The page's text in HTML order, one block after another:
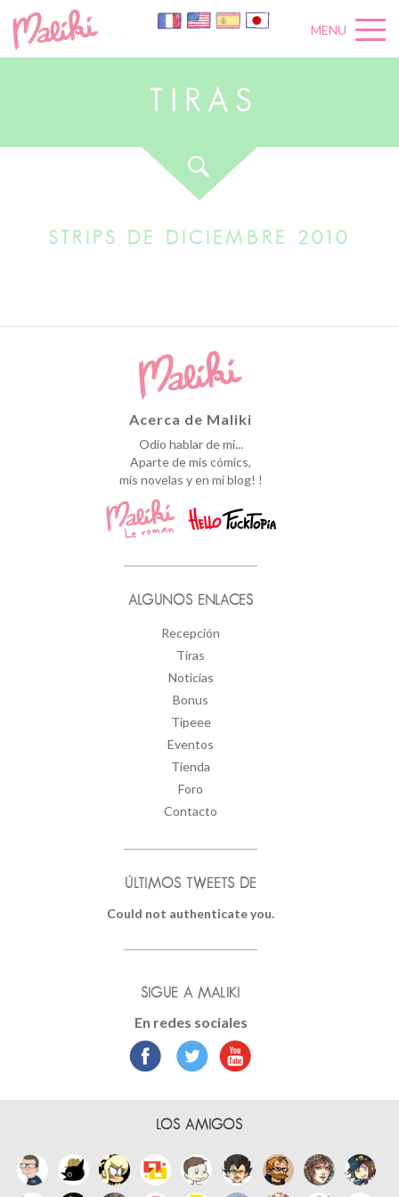
MENU
R A S
STRIPS DE DICIEMBRE 2010
Acerca de Maliki
Odio hablar de mi...
Aparte de mis cómics,
mis novelas y en mi blog! !
ALGUNOS ENLACES
Recepción
Tiras
Noticias
Bonus
Tipeee
Eventos
Tienda
Foro
Contacto
ÚLTIMOS TWEETS DE
Could not authenticate you.
SIGUE A MALIKI
En redes sociales
LOS AMIGOS